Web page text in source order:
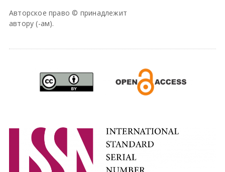
Авторское право © принадлежит
автору (-ам).